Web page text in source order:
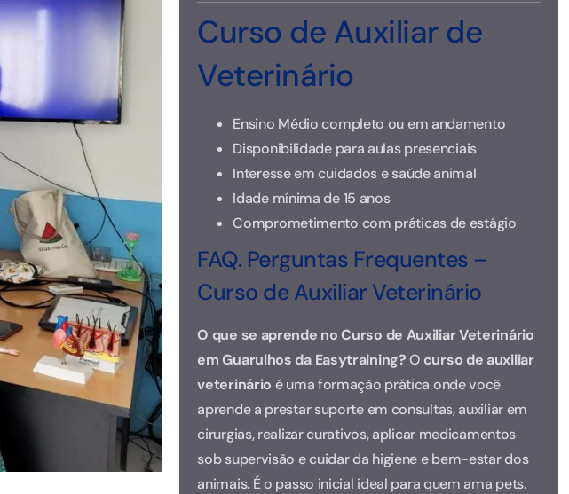
Curso de Auxiliar de
Veterinário
Ensino Médio completo ou em andamento
Disponibilidade para aulas presenciais
Interesse em cuidados e saúde animal
Idade mínima de 15 anos
Comprometimento com práticas de estágio
FAQ. Perguntas Frequentes –
Curso de Auxiliar Veterinário
O que se aprende no Curso de Auxiliar Veterinário
em Guarulhos da Easytraining?O curso de auxiliar
veterinário é uma formação prática onde você
aprende a prestar suporte em consultas, auxiliar em
cirurgias, realizar curativos, aplicar medicamentos
sob supervisão e cuidar da higiene e bem-estar dos
animais. É o passo inicial ideal para quem ama pets.